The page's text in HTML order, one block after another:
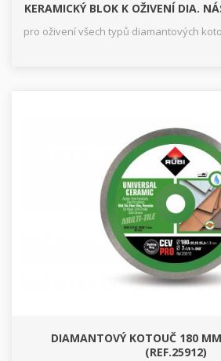
KERAMICKÝ BLOK K OŽIVENÍ DIA.
pro oživení všech typů diamantových
DIAMANTOVÝ KOTOUČ 180
(REF.25912)